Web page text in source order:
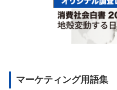
マーケティング用語集